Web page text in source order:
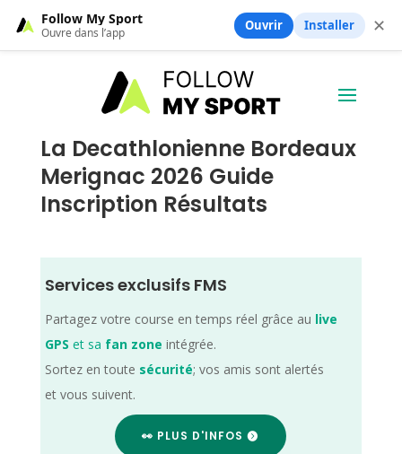
La Decathlonienne Bordeaux
Merignac 2026 Guide
Inscription Résultats
Services exclusifs FMS
Partagez votre course en temps réel grâce au live
GPS et sa fan zone intégrée.
Sortez en toute sécurité; vos amis sont alertés
et vous suivent.
👀 PLUS D'INFOS
Follow My Sport
Ouvre dans l’app Ouvrir Installer ✕